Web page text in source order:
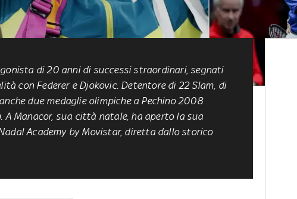
di 20 anni di successi straordinari, segnati
con Federer e Djokovic. Detentore di 22 Slam, di
due medaglie olimpiche a Pechino 2008
A Manacor, sua città natale, ha aperto la sua
Academy by Movistar, diretta dallo storico